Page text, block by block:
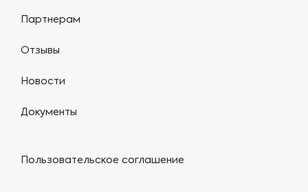
Партнерам
Отзывы
Новости
Документы
Пользовательское соглашение